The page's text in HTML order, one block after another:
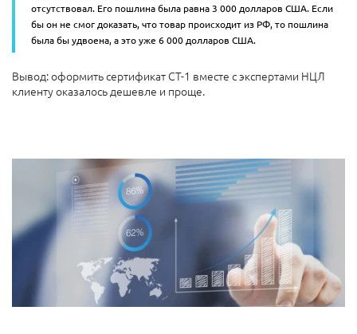
отсутствовал. Его пошлина была равна 3 000 долларов США. Если
бы он не смог доказать, что товар происходит из РФ, то пошлина
была бы удвоена, а это уже 6 000 долларов США.
Вывод: оформить сертификат СТ-1 вместе с экспертами НЦЛ
клиенту оказалось дешевле и проще.